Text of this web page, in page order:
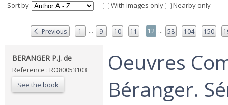
Sort by With images only Nearby only
Previous 1 ... 9 10 11 12 ... 58 104 150
‎BERANGER P.J. de‎
Reference : RO80053103
See the book
‎Oeuvres
Béranger.